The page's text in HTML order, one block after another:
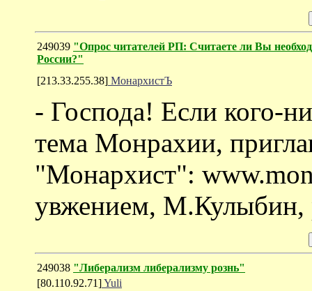
249039 "Опрос читателей РП: Считаете ли Вы
России?"
[213.33.255.38] МонархистЪ
- Господа! Если кого-
тема Монрахии,
"Монархист":
увжением, М.Кулыбин,
249038 "Либерализм либерализму рознь"
[80.110.92.71]Yuli